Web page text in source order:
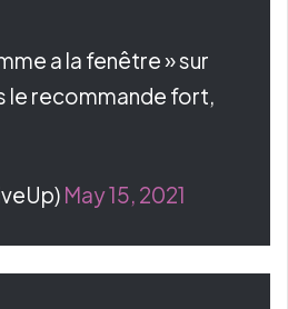
a la fenêtre » sur
le recommande fort,
May 15, 2021